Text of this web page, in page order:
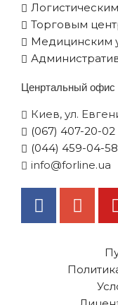
Торговым
Медицинским
Ценртальный офис
Киев, ул.
(067) 407-20-02
(044) 459-04-58
info@forline.ua